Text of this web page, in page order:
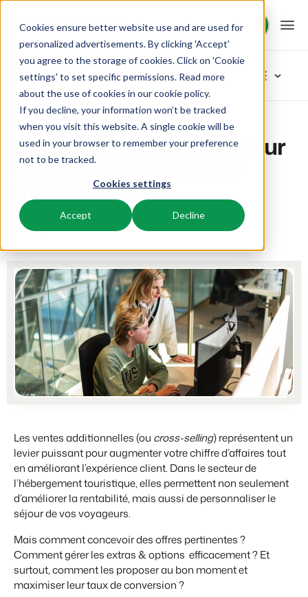
Cookies ensure better website use and are used for
personalized advertisements. By clicking 'Accept'
you agree to the storage of cookies. Click on 'Cookie
settings' to set specific permissions. Read more
about the use of cookies in our cookie policy.
If you decline, your information won’t be tracked
when you visit this website. A single cookie will be
used in your browser to remember your preference
not to be tracked.
Cookies settings
Accept Decline
Démo
Démo
Plateforme
BEX PMS
PMS
Optimisez votre back-office.
Boostez les réservations directes via votre site web.
Intégration de site web
Vous avez déjà un site web ? L'intégration est possible.
Gestion des canaux de distribution
Diffusez votre inventaire sur plusieurs canaux.
App Store
Intégrez vos applications et outils préférés.
Gestion des propriétaires
Offrez la transparence que les propriétaires méritent.
Passez à l'action
Prêt à adopter la croissance ?
BEX CMS
Site web
Donnez vie à votre marque grâce à notre créateur de site.
Solutions
Booking Experts pour:
Aires de camping, tentes de glamping et caravanes.
Villas, bungalows, chalets et hébergements nature.
Resorts
Stations de ski, de bien-être, de plongée et de golf.
Organismes de location de vacances
Chaînes hôtelières et marques indépendantes multiples.
Promoteurs immobiliers touristiques
Développement de projets immobiliers.
Chambres d'hôtel, appartements, chambres d'hôtes et pensions.
Services de conciergerie et gestion locative
Gestion de location de vacances et concierges
Ressources
Connaissance
BEX Academy
Suivez des cours en ligne et devenez un expert.
Blog
Découvrez les tendances du secteur et des conseils pratiques.
Témoignages
Témoignages de nos clients.
Entrez en contact avec nous
Obtenez des réponses à vos questions.
Passez à l'action
Prêt à adopter la croissance ?
Développeurs
Partenaires
Rejoignez-nous dans notre aventure pour transformer l'industrie
de l'hospitalité.
Tarifs
Témoignages
Se connecter
Tarifs
BEX PMS
FR
Blog
Explorer les catégories
Tout
Inspiration
Marketing
Conseils & astuces
Produit
Équipe & Culture
Axé sur le succès
Partenariats
Plus forts ensemble
Home
5 stratégies efficaces pour
augmenter vos ventes
additionnelles
Cynthia 7 novembre 2025 5 min read
Les ventes additionnelles (ou cross-selling) représentent un
levier puissant pour augmenter votre chiffre d’affaires tout
en améliorant l’expérience client. Dans le secteur de
l’hébergement touristique, elles permettent non seulement
d’améliorer la rentabilité, mais aussi de personnaliser le
séjour de vos voyageurs.
Mais comment concevoir des offres pertinentes ?
Comment gérer les extras & options efficacement ? Et
surtout, comment les proposer au bon moment et
maximiser leur taux de conversion ?